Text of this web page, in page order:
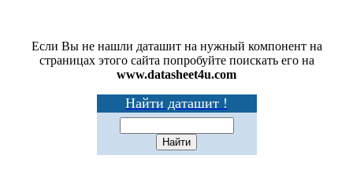
Если Вы не нашли даташит на нужный компонент на
страницах этого сайта попробуйте поискать его на
www.datasheet4u.com
Найти даташит !